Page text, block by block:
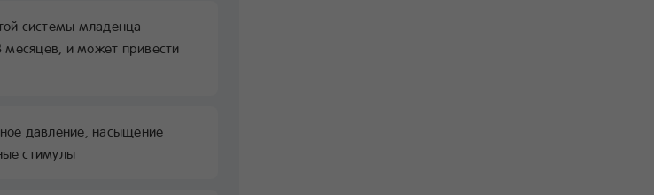
системы младенца
месяцев, и может привести
давление, насыщение
стимулы